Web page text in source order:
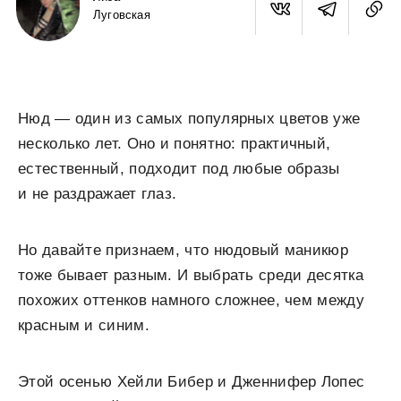
Луговская
Нюд — один из самых популярных цветов уже
несколько лет. Оно и понятно: практичный,
естественный, подходит под любые образы
и не раздражает глаз.
Но давайте признаем, что нюдовый маникюр
тоже бывает разным. И выбрать среди десятка
похожих оттенков намного сложнее, чем между
красным и синим.
Этой осенью Хейли Бибер и Дженнифер Лопес